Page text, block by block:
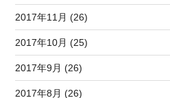
2017年11月 (26)
2017年10月 (25)
2017年9月 (26)
2017年8月 (26)